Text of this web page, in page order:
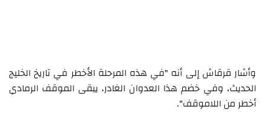
وأشار قرقاش إلى أنه "في هذه المرحلة الأخطر في تاريخ الخليج
الحديث، وفي خضم هذا العدوان الغادر، يبقى الموقف الرمادي
أخطر من اللاموقف".